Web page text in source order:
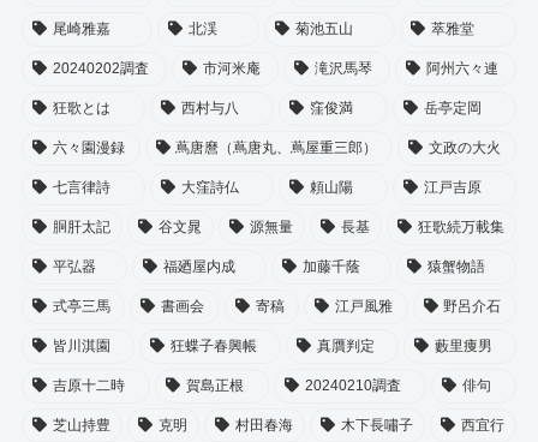
尾崎雅嘉 北渓 菊池五山 萃雅堂
20240202調査 市河米庵 滝沢馬琴 阿州六々連
狂歌とは 西村与八 窪俊満 岳亭定岡
六々園漫録 蔦唐麿（蔦唐丸、蔦屋重三郎） 文政の大火
七言律詩 大窪詩仏 頼山陽 江戸吉原
胴肝太記 谷文晁 源無量 長基 狂歌続万載集
平弘器 福廼屋内成 加藤千蔭 猿蟹物語
式亭三馬 書画会 寄稿 江戸風雅 野呂介石
皆川淇園 狂蝶子春興帳 真贋判定 藪里痩男
吉原十二時 賀島正根 20240210調査 俳句
芝山持豊 克明 村田春海 木下長嘯子 西宜行